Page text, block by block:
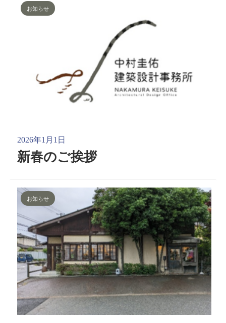
お知らせ
2026年1月1日
新春のご挨拶
お知らせ